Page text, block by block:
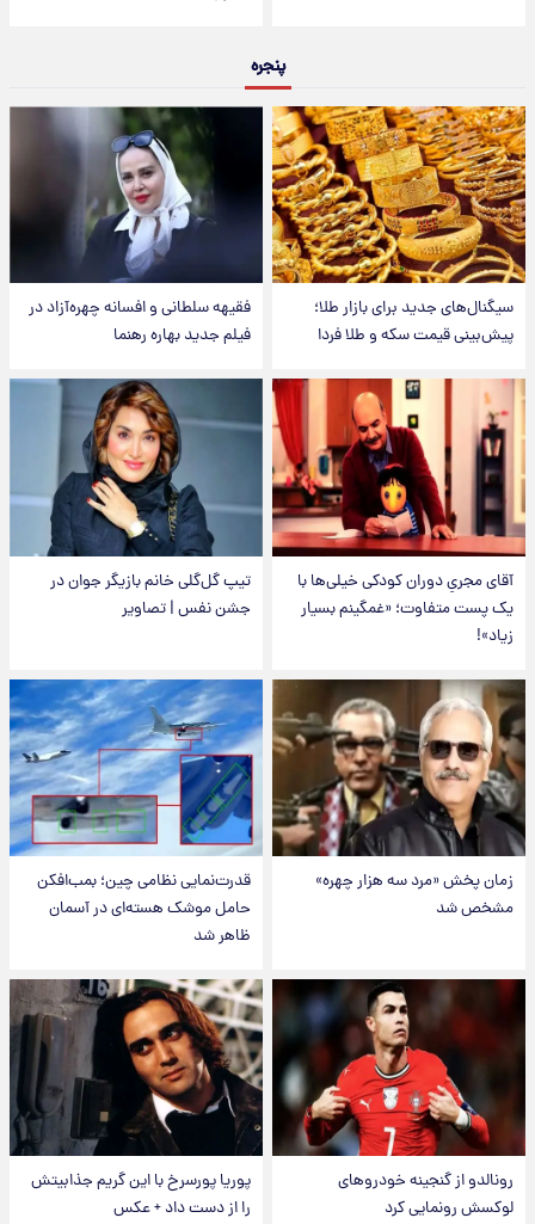
پنجره
سیگنال‌های جدید برای بازار طلا؛
پیش‌بینی قیمت سکه و طلا فردا
فقیهه سلطانی و افسانه چهره‌آزاد در
فیلم جدید بهاره رهنما
آقای مجریِ دوران کودکی خیلی‌ها با
یک پست متفاوت؛ «غمگینم بسیار
زیاد»!
تیپ گل‌گلی خانم بازیگر جوان در
جشن نفس | تصاویر
زمان پخش «مرد سه هزار چهره»
مشخص شد
قدرت‌نمایی نظامی چین؛ بمب‌افکن
حامل موشک هسته‌ای در آسمان
ظاهر شد
رونالدو از گنجینه خودروهای
لوکسش رونمایی کرد
پوریا پورسرخ با این گریم جذابیتش
را از دست داد + عکس